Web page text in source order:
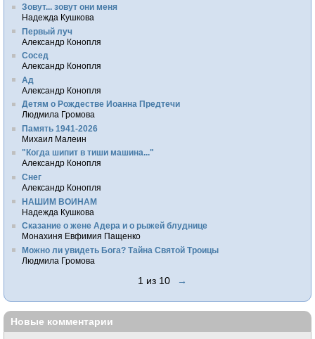
Зовут... зовут они меня
Надежда Кушкова
Первый луч
Александр Конопля
Сосед
Александр Конопля
Ад
Александр Конопля
Детям о Рождестве Иоанна Предтечи
Людмила Громова
Память 1941-2026
Михаил Малеин
"Когда шипит в тиши машина..."
Александр Конопля
Снег
Александр Конопля
НАШИМ ВОИНАМ
Надежда Кушкова
Сказание о жене Адера и о рыжей блуднице
Монахиня Евфимия Пащенко
Можно ли увидеть Бога? Тайна Святой Троицы
Людмила Громова
1 из 10 →
Новые комментарии